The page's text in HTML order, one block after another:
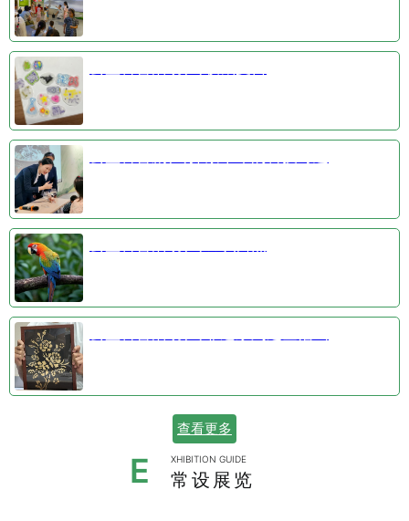
查看更多
E XHIBITION GUIDE
常设展览